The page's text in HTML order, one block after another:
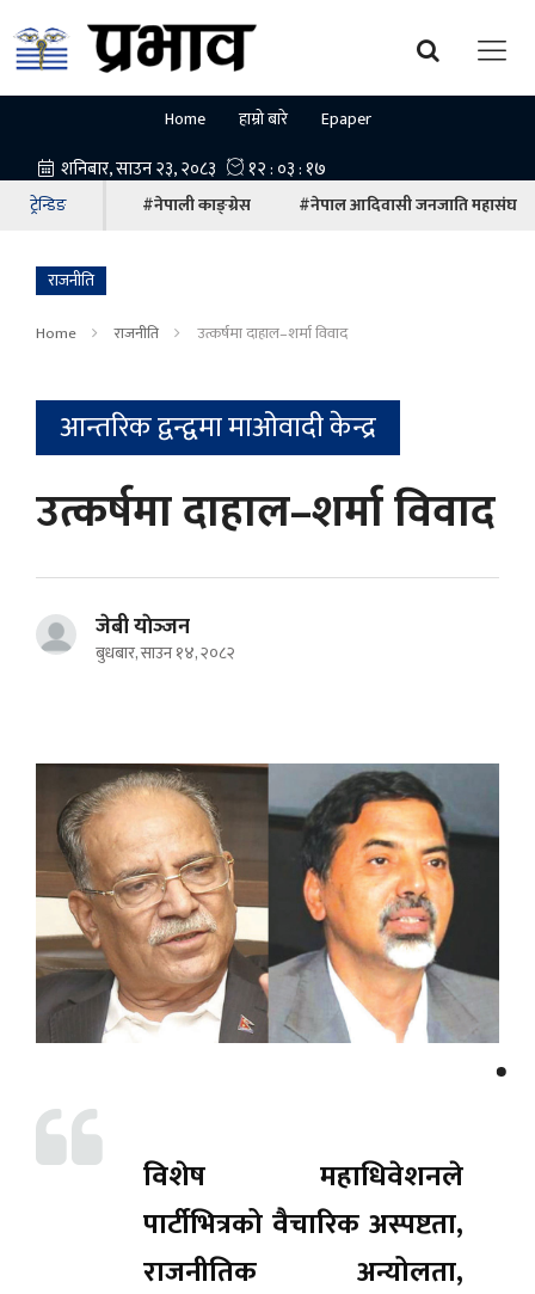
Home हाम्रो बारे Epaper
ट्रेन्डिङ #नेपाली काङ्ग्रेस #नेपाल आदिवासी जनजाति महासंघ
राजनीति
Home राजनीति उत्कर्षमा दाहाल–शर्मा विवाद
आन्तरिक द्वन्द्वमा माओवादी केन्द्र
उत्कर्षमा दाहाल–शर्मा विवाद
जेबी याेञ्‍जन
बुधबार, साउन १४, २०८२
विशेष महाधिवेशनले
पार्टीभित्रको वैचारिक अस्पष्टता,
राजनीतिक अन्योलता,